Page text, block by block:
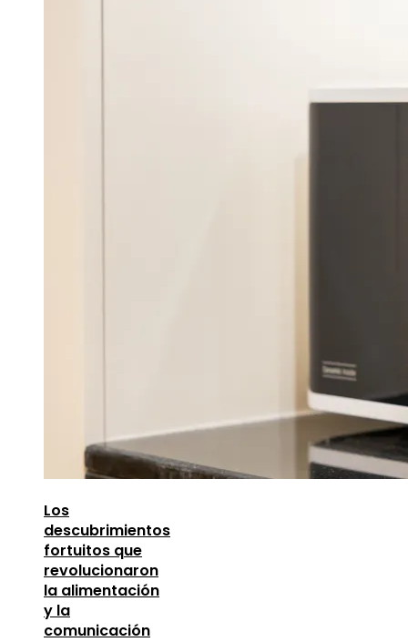
Los
descubrimientos
fortuitos que
revolucionaron
la alimentación
y la
comunicación